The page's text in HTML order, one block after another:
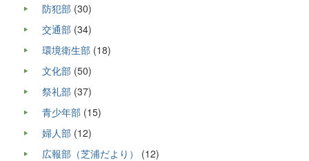
防犯部 (30)
交通部 (34)
環境衛生部 (18)
文化部 (50)
祭礼部 (37)
青少年部 (15)
婦人部 (12)
広報部（芝浦だより）
(12)